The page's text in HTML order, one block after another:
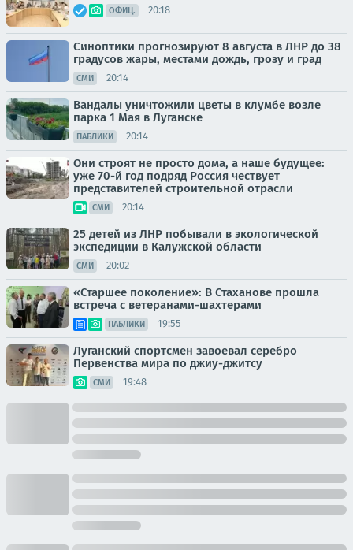
ОФИЦ. 20:18
Синоптики прогнозируют 8 августа в ЛНР до 38
градусов жары, местами дождь, грозу и град
СМИ 20:14
Вандалы уничтожили цветы в клумбе возле
парка 1 Мая в Луганске
ПАБЛИКИ 20:14
Они строят не просто дома, а наше будущее:
уже 70-й год подряд Россия чествует
представителей строительной отрасли
СМИ 20:14
25 детей из ЛНР побывали в экологической
экспедиции в Калужской области
СМИ 20:02
«Старшее поколение»: В Стаханове прошла
встреча с ветеранами-шахтерами
ПАБЛИКИ 19:55
Луганский спортсмен завоевал серебро
Первенства мира по джиу-джитсу
СМИ 19:48